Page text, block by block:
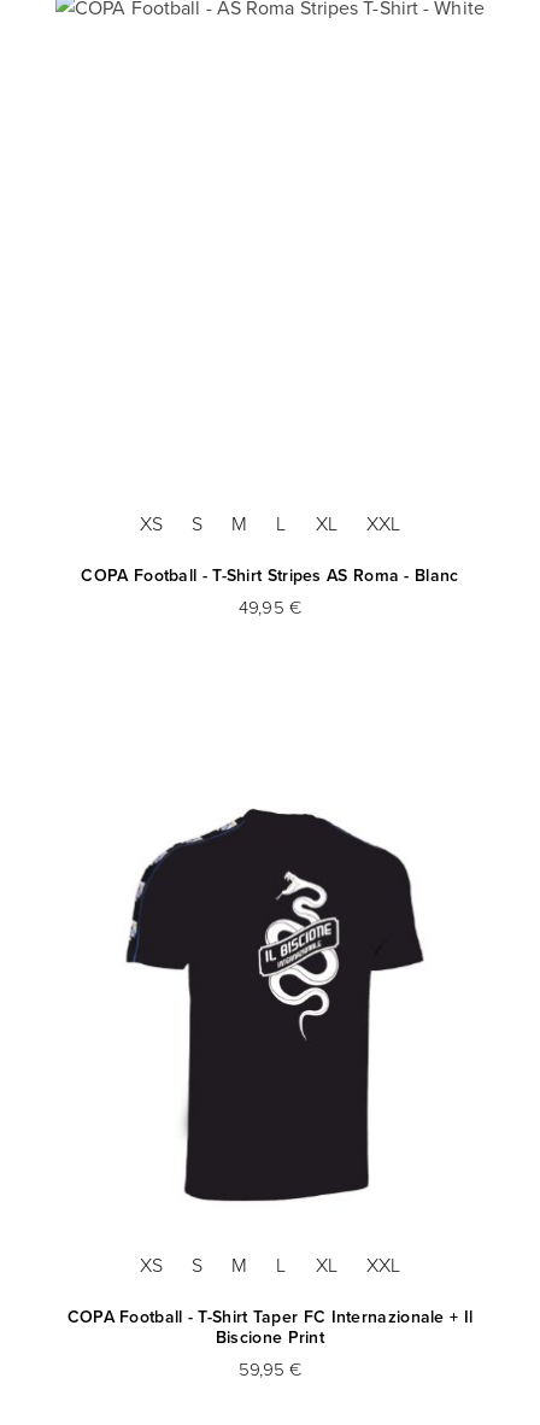
XS S M L XL XXL
COPA Football - T-Shirt Stripes AS Roma - Blanc
49,95 €
XS S M L XL XXL
COPA Football - T-Shirt Taper FC Internazionale + Il
Biscione Print
59,95 €